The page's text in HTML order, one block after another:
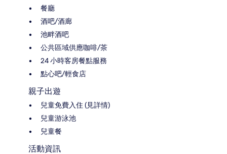
餐廳
酒吧/酒廊
池畔酒吧
公共區域供應咖啡/茶
24 小時客房餐點服務
點心吧/輕食店
親子出遊
兒童免費入住 (見詳情)
兒童游泳池
兒童餐
活動資訊